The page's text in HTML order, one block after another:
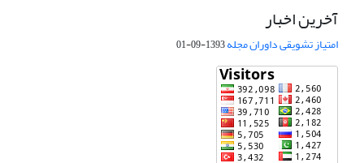
آخرین اخبار
امتیاز تشویقی داوران مجله1393-09-01